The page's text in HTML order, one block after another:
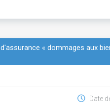
« dommages aux
Date